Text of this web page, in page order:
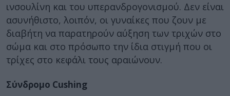
ινσουλίνη και του υπερανδρογονισμού. Δεν είναι
ασυνήθιστο, λοιπόν, οι γυναίκες που ζουν με
διαβήτη να παρατηρούν αύξηση των τριχών στο
σώμα και στο πρόσωπο την ίδια στιγμή που οι
τρίχες στο κεφάλι τους αραιώνουν.
Σύνδρομο Cushing